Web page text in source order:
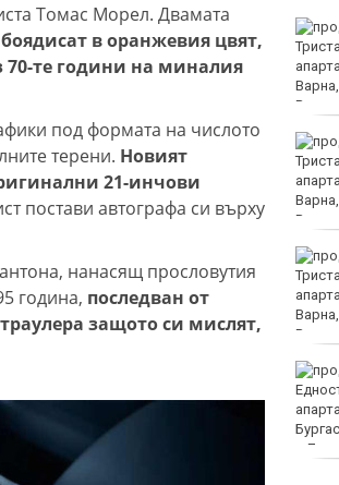
Томас Морел. Двамата
в оранжевия цвят,
70-те години на миналия
под формата на числото
терени. Новият
21-инчови
постави автографа си върху
нанасящ прословутия
година, последван от
защото си мислят,
32-ма души са ранени ва
катастрофи през
последното денонощие
Повдигнаха обвинение
срещу 18-годишния
младеж за убийството
на чичо му с кол
звание за випуск 2026
на ВВМУ „Н. Й.
плаващи мини, 3
надводни дрона и са
остатъци от военно оборудване